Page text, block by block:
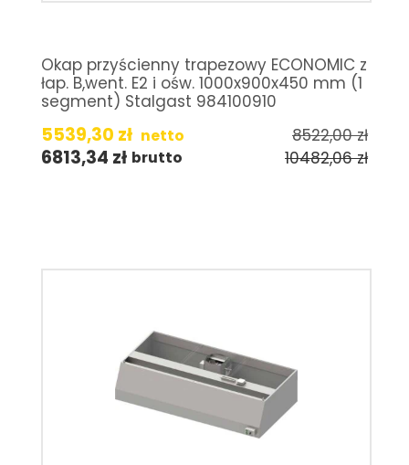
Okap przyścienny trapezowy ECONOMIC z
łap. B,went. E2 i ośw. 1000x900x450 mm (1
segment) Stalgast 984100910
5539,30 zł netto 8522,00zł
6813,34 zł brutto 10482,06zł